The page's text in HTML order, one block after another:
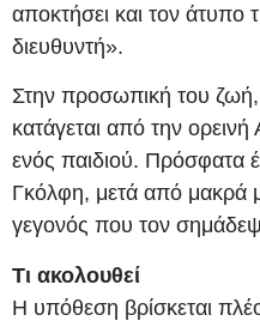
αποκτήσει και τον άτυπο
διευθυντή».
Στην προσωπική του ζωή,
κατάγεται από την ορεινή
ενός παιδιού. Πρόσφατα
Γκόλφη, μετά από μακρά
γεγονός που τον
Τι ακολουθεί
Η υπόθεση βρίσκεται